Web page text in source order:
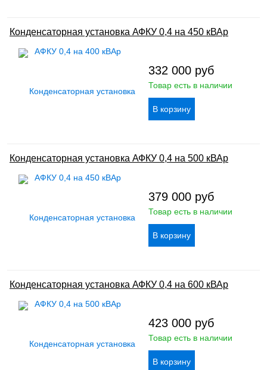
Конденсаторная установка АФКУ 0,4 на 450 кВАр
332 000 руб
Товар есть в наличии
Конденсаторная установка АФКУ 0,4 на 500 кВАр
379 000 руб
Товар есть в наличии
Конденсаторная установка АФКУ 0,4 на 600 кВАр
423 000 руб
Товар есть в наличии